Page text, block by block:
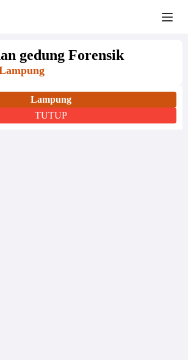
gedung Forensik
Lampung
TUTUP